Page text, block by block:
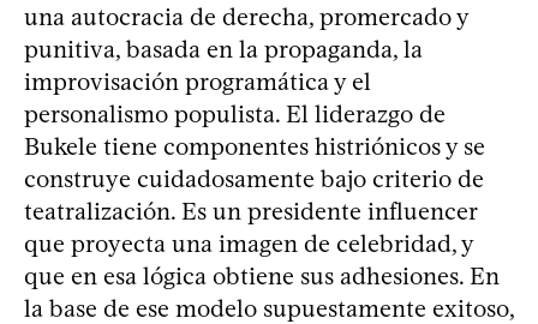
una autocracia de derecha, promercado y
punitiva, basada en la propaganda, la
improvisación programática y el
personalismo populista. El liderazgo de
Bukele tiene componentes histriónicos y se
construye cuidadosamente bajo criterio de
teatralización. Es un presidente influencer
que proyecta una imagen de celebridad, y
que en esa lógica obtiene sus adhesiones. En
la base de ese modelo supuestamente exitoso,